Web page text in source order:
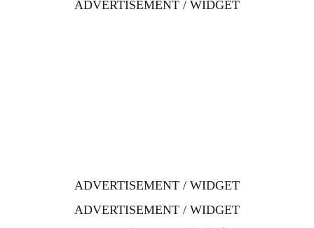
ADVERTISEMENT / WIDGET
ADVERTISEMENT / WIDGET
ADVERTISEMENT / WIDGET